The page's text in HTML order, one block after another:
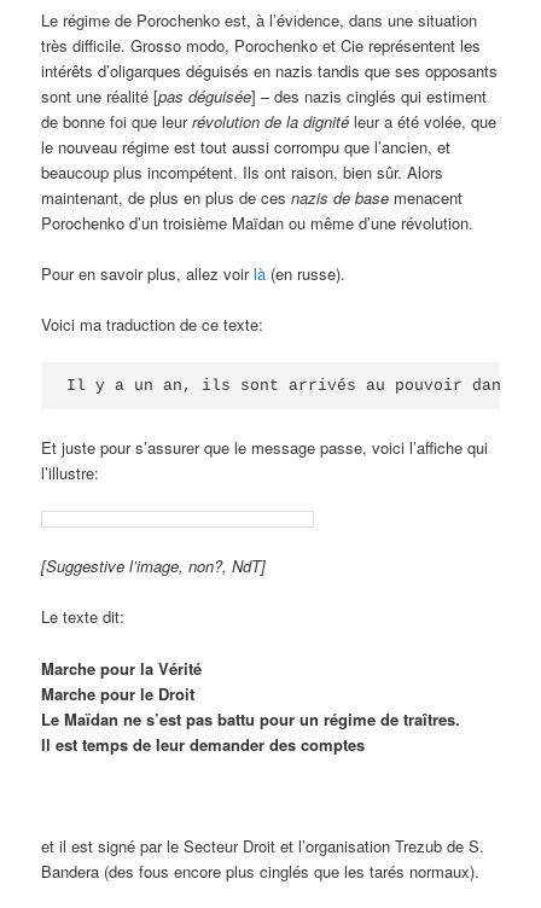
Le régime de Porochenko est, à l’évidence, dans une situation
très difficile. Grosso modo, Porochenko et Cie représentent les
intérêts d’oligarques déguisés en nazis tandis que ses opposants
sont une réalité [pas déguisée] – des nazis cinglés qui estiment
de bonne foi que leurrévolution de la dignité leur a été volée, que
le nouveau régime est tout aussi corrompu que l’ancien, et
beaucoup plus incompétent. Ils ont raison, bien sûr. Alors
maintenant, de plus en plus de cesnazis de base menacent
Porochenko d’un troisième Maïdan ou même d’une révolution.
Pour en savoir plus, allez voirlà (en russe).
Voici ma traduction de ce texte:
Il y a un an, ils sont arrivés au pouvoir dans
Et juste pour s’assurer que le message passe, voici l’affiche qui
l’illustre:
[Suggestive l’image, non?, NdT]
Le texte dit:
Marche pour la Vérité
Marche pour le Droit
Le Maïdan ne s’est pas battu pour un régime de traîtres.
Il est temps de leur demander des comptes
et il est signé par le Secteur Droit et l’organisation Trezub de S.
Bandera (des fous encore plus cinglés que les tarés normaux).